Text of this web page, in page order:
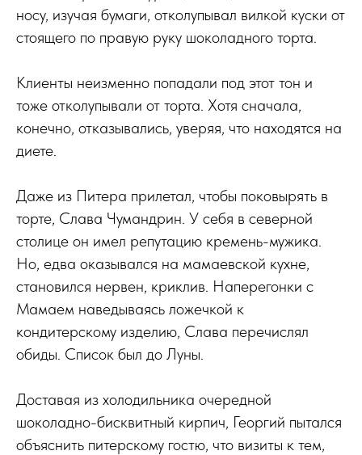
носу, изучая бумаги, отколупывал вилкой куски от
стоящего по правую руку шоколадного торта.
Клиенты неизменно попадали под этот тон и
тоже отколупывали от торта. Хотя сначала,
конечно, отказывались, уверяя, что находятся на
диете.
Даже из Питера прилетал, чтобы поковырять в
торте, Слава Чумандрин. У себя в северной
столице он имел репутацию кремень-мужика.
Но, едва оказывался на мамаевской кухне,
становился нервен, криклив. Наперегонки с
Мамаем наведываясь ложечкой к
кондитерскому изделию, Слава перечислял
обиды. Список был до Луны.
Доставая из холодильника очередной
шоколадно-бисквитный кирпич, Георгий пытался
объяснить питерскому гостю, что визиты к тем,